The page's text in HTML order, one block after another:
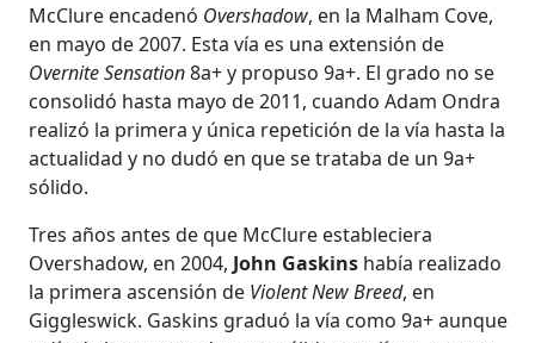
McClure encadenó Overshadow, en la Malham Cove,
en mayo de 2007. Esta vía es una extensión de
Overnite Sensation8a+ y propuso 9a+. El grado no se
consolidó hasta mayo de 2011, cuando Adam Ondra
realizó la primera y única repetición de la vía hasta la
actualidad y no dudó en que se trataba de un 9a+
sólido.
Tres años antes de que McClure estableciera
Overshadow, en 2004, John Gaskins había realizado
la primera ascensión de Violent New Breed, en
Giggleswick. Gaskins graduó la vía como 9a+ aunque